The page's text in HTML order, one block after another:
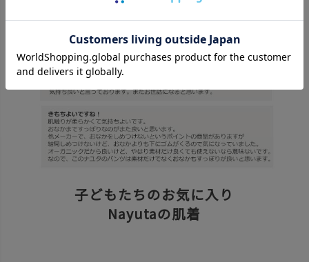
子どもたちのお気に入り
Nayutaの肌着